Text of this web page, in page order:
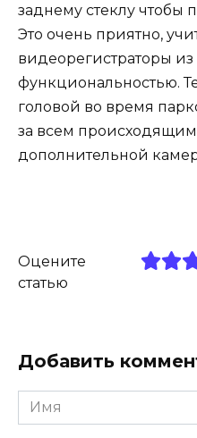
заднему стеклу чтобы
Это очень приятно,
видеорегистраторы
функциональностью.
головой во время
за всем
дополнительной
Оцените
статью
Добавить
Имя
*